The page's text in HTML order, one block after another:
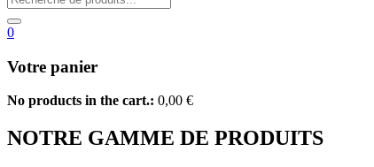
0
Votre panier
No products in the cart.: 0,00 €
NOTRE GAMME DE PRODUITS